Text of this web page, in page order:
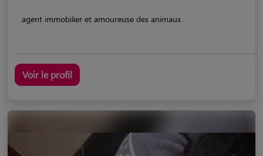
agent immobilier et amoureuse des animaux
Voir le profil